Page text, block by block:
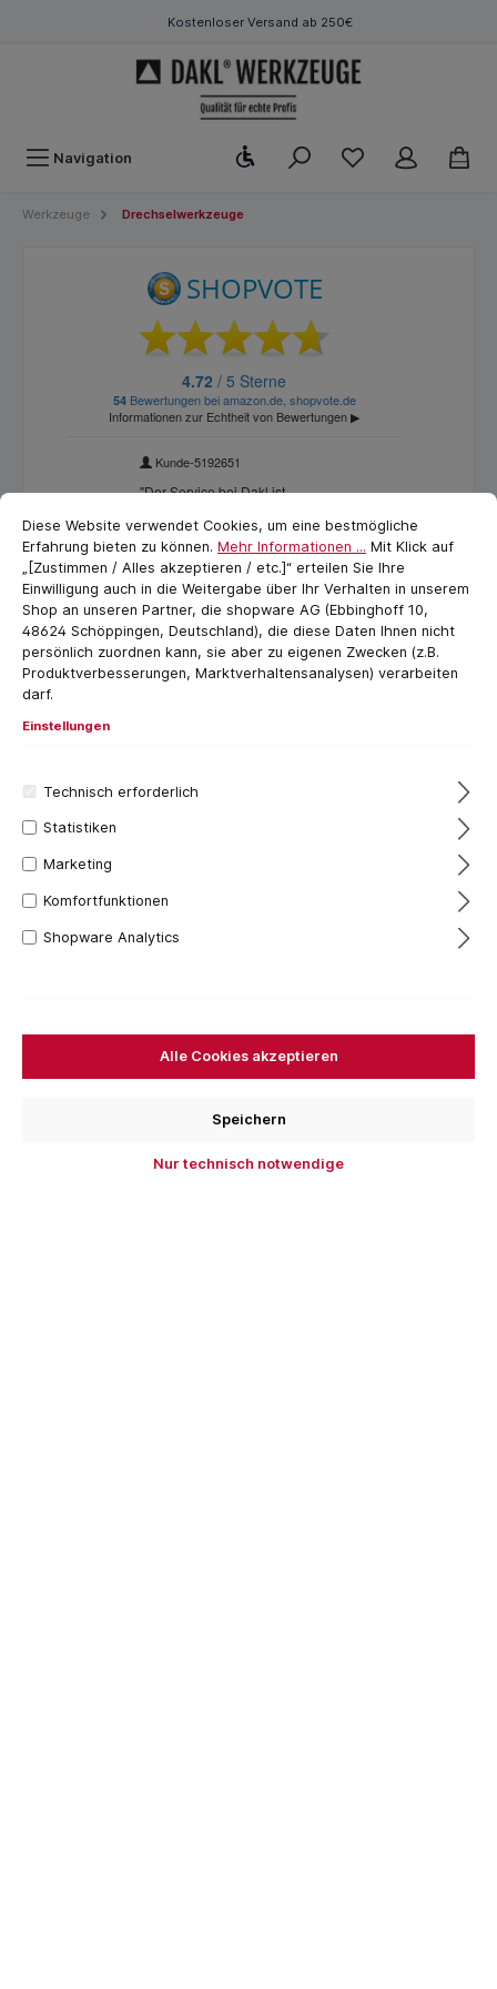
Kostenloser Versand ab 250€
Navigation
Werkzeugleiste anzeigen
Werkzeuge Drechselwerkzeuge
Filter
Stubai Drechselset
Cookie-Voreinstellungen
cookie.messageTextPage
Diese Website verwendet Cookies, um eine bestmögliche
Erfahrung bieten zu können. Mehr Informationen ... Mit Klick auf
„[Zustimmen / Alles akzeptieren / etc.]“ erteilen Sie Ihre
Einwilligung auch in die Weitergabe über Ihr Verhalten in unserem
Shop an unseren Partner, die shopware AG (Ebbinghoff 10,
48624 Schöppingen, Deutschland), die diese Daten Ihnen nicht
persönlich zuordnen kann, sie aber zu eigenen Zwecken (z.B.
Produktverbesserungen, Marktverhaltensanalysen) verarbeiten
darf.
Einstellungen
Technisch erforderlich
Statistiken
Marketing
Komfortfunktionen
Shopware Analytics
Alle Cookies akzeptieren
Speichern
Nur technisch notwendige